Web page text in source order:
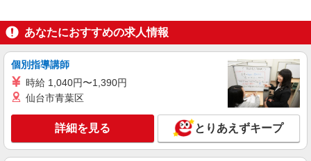
い/週払い/月払い対応も可能です。詳しくは面談時
にご相談ください。 ◆交通費：別途全額支給 ※当
社規定あり
★その他、近隣に多数勤務地あります！
キープ 詳細を見る
派遣社員
株式会社kotrio /●SD-H-1810990
毎日1万円＊デイサービス＊運転好きな方大集
合｜福島市
時給1350円〜2062円 ＜日払い有/週払い有/交
通費全支給(ガソリン代含む)＞
あなたにおすすめの求人情報
個別指導講師
時給 1,040円〜1,390円
仙台市青葉区
詳細を見る とりあえずキープ